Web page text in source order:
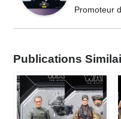
Promoteur
Publications